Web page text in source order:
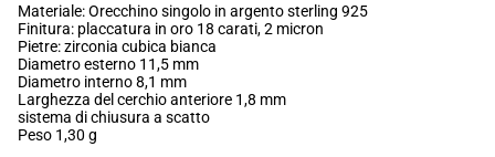
Materiale: Orecchino singolo in argento sterling 925
Finitura: placcatura in oro 18 carati, 2 micron
Pietre: zirconia cubica bianca
Diametro esterno 11,5 mm
Diametro interno 8,1 mm
Larghezza del cerchio anteriore 1,8 mm
sistema di chiusura a scatto
Peso 1,30 g